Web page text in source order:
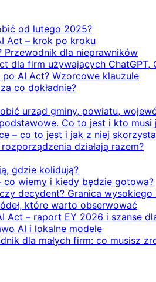
od lutego 2025?
Act – krok po kroku
dla nieprawników
dla firm używających ChatGPT,
AI Act? Wzorcowe klauzule
co dokładnie?
urząd gminy, powiatu,
Co to jest i kto musi
– co to jest i jak z niej
działają razem?
gdzie kolidują?
co wiemy i kiedy będzie gotowa?
decydent? Granica wysokiego
które warto obserwować
Act – raport EY 2026 i szanse
AI i lokalne modele
dla małych firm: co musisz